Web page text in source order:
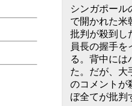
シンガポール
で開かれた米
批判が殺到し
員長の握手
る。背中には
た。だが、大
のコメントが
ぼ全てが批判